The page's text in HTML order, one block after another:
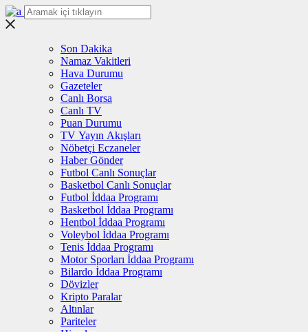
Son Dakika
Namaz Vakitleri
Hava Durumu
Gazeteler
Canlı Borsa
Canlı TV
Puan Durumu
TV Yayın Akışları
Nöbetçi Eczaneler
Haber Gönder
Futbol Canlı Sonuçlar
Basketbol Canlı Sonuçlar
Futbol İddaa Programı
Basketbol İddaa Programı
Hentbol İddaa Programı
Voleybol İddaa Programı
Tenis İddaa Programı
Motor Sporları İddaa Programı
Bilardo İddaa Programı
Dövizler
Kripto Paralar
Altınlar
Pariteler